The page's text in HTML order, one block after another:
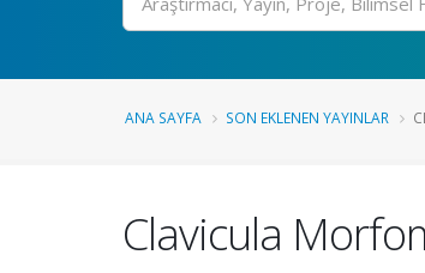
ANA SAYFA SON EKLENEN YAYINLAR
Clavicula